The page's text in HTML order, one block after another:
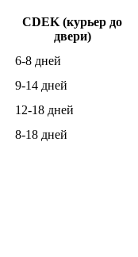
CDEK (курьер до
двери)
6-8 дней
9-14 дней
12-18 дней
8-18 дней